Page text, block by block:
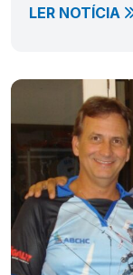
LER NOTÍCIA